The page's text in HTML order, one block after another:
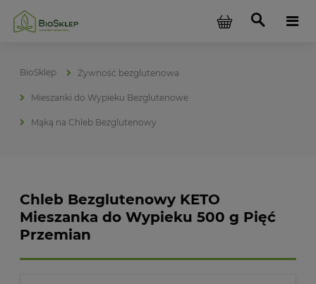
Żywność bezglutenowa
Mieszanki do Wypieku Bezglutenowe
Mąką na Chleb Bezglutenowy
Chleb Bezglutenowy KETO
Mieszanka do Wypieku 500 g Pięć
Przemian